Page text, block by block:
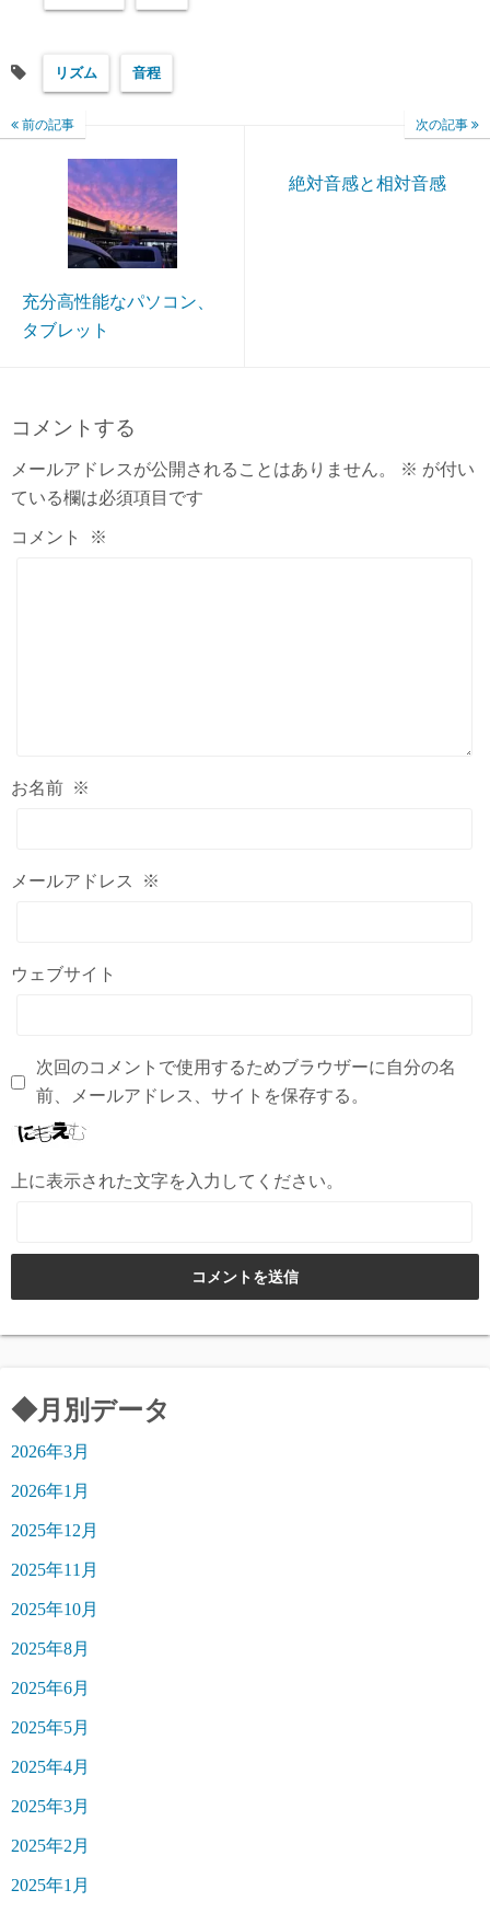
リズム 音程
前の記事
充分高性能なパソコン、
タブレット
次の記事
絶対音感と相対音感
コメントする
メールアドレスが公開されることはありません。 ※ が付い
ている欄は必須項目です
コメント ※
お名前 ※
メールアドレス ※
ウェブサイト
次回のコメントで使用するためブラウザーに自分の名
前、メールアドレス、サイトを保存する。
上に表示された文字を入力してください。
◆月別データ
2026年3月
2026年1月
2025年12月
2025年11月
2025年10月
2025年8月
2025年6月
2025年5月
2025年4月
2025年3月
2025年2月
2025年1月